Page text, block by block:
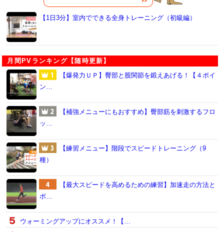
【1日3分】室内でできる全身トレーニング（初級編）
月間PVランキング【随時更新】
【爆発力ＵＰ】臀部と股関節を鍛えあげる！【４ポイ
ン…
【補強メニューにもおすすめ】臀部筋を刺激するフロ
ッ…
【練習メニュー】階段でスピードトレーニング（9
種）
【最大スピードを高めるための練習】加速走の方法と
ポ…
ウォーミングアップにオススメ！【…